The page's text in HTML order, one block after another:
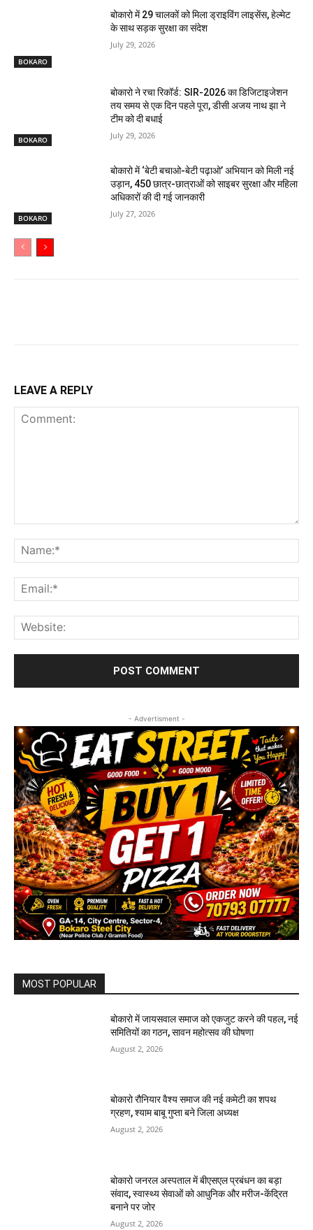
BOKARO
बोकारो में 29 चालकों को मिला ड्राइविंग लाइसेंस, हेल्मेट
के साथ सड़क सुरक्षा का संदेश
July 29, 2026
BOKARO
बोकारो ने रचा रिकॉर्ड: SIR-2026 का डिजिटाइजेशन
तय समय से एक दिन पहले पूरा, डीसी अजय नाथ झा ने
टीम को दी बधाई
July 29, 2026
BOKARO
बोकारो में ‘बेटी बचाओ-बेटी पढ़ाओ’ अभियान को मिली नई
उड़ान, 450 छात्र-छात्राओं को साइबर सुरक्षा और महिला
अधिकारों की दी गई जानकारी
July 27, 2026
LEAVE A REPLY
- Advertisment -
MOST POPULAR
बोकारो में जायसवाल समाज को एकजुट करने की पहल, नई
समितियों का गठन, सावन महोत्सव की घोषणा
August 2, 2026
बोकारो रौनियार वैश्य समाज की नई कमेटी का शपथ
ग्रहण, श्याम बाबू गुप्ता बने जिला अध्यक्ष
August 2, 2026
बोकारो जनरल अस्पताल में बीएसएल प्रबंधन का बड़ा
संवाद, स्वास्थ्य सेवाओं को आधुनिक और मरीज-केंद्रित
बनाने पर जोर
August 2, 2026